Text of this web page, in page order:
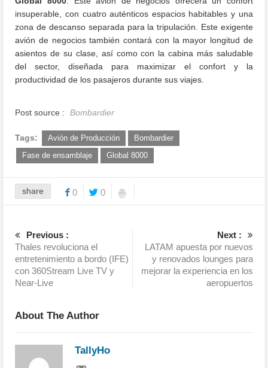
insuperable, con cuatro auténticos espacios habitables y una
zona de descanso separada para la tripulación. Este exigente
avión de negocios también contará con la mayor longitud de
asientos de su clase, así como con la cabina más saludable
del sector, diseñada para maximizar el confort y la
productividad de los pasajeros durante sus viajes.
Post source : Bombardier
Tags: Avión de Producción
Bombardier
Fase de ensamblaje
Global 8000
share 0 0
Previous :
Thales revoluciona el
entretenimiento a bordo (IFE)
con 360Stream Live TV y
Near-Live
Next :
LATAM apuesta por nuevos
y renovados lounges para
mejorar la experiencia en los
aeropuertos
About The Author
TallyHo